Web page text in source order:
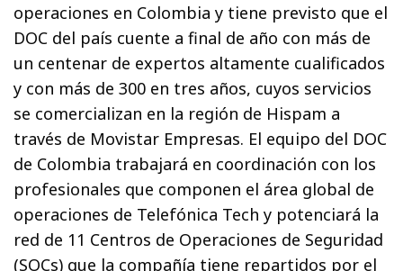
operaciones en Colombia y tiene previsto que el
DOC del país cuente a final de año con más de
un centenar de expertos altamente cualificados
y con más de 300 en tres años, cuyos servicios
se comercializan en la región de Hispam a
través de Movistar Empresas. El equipo del DOC
de Colombia trabajará en coordinación con los
profesionales que componen el área global de
operaciones de Telefónica Tech y potenciará la
red de 11 Centros de Operaciones de Seguridad
(SOCs) que la compañía tiene repartidos por el